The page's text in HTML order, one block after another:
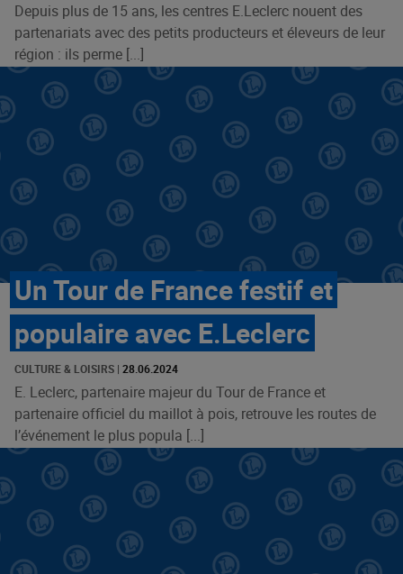
Depuis plus de 15 ans, les centres E.Leclerc nouent des
partenariats avec des petits producteurs et éleveurs de leur
région : ils perme [...]
Un Tour de France festif et
populaire avec E.Leclerc
CULTURE & LOISIRS | 28.06.2024
E. Leclerc, partenaire majeur du Tour de France et
partenaire officiel du maillot à pois, retrouve les routes de
l’événement le plus popula [...]